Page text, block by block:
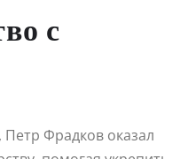
с
Петр Фрадков оказал